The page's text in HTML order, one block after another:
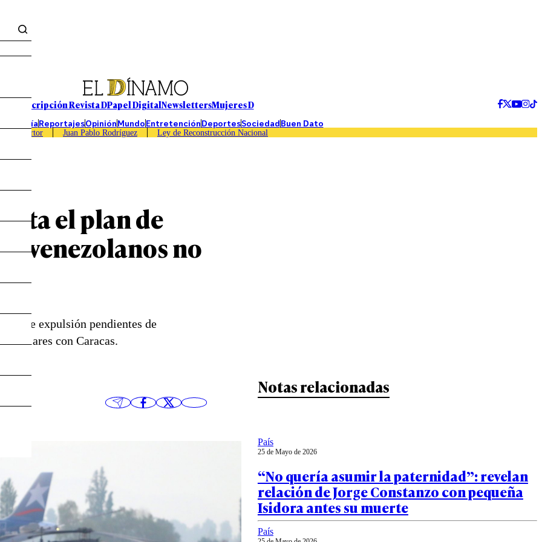
Suscripción Revista DPapel DigitalNewslettersMujeres D
EconomíaReportajesOpiniónMundoEntretenciónDeportesSociedadBuen Dato
Caso Sartor Juan Pablo Rodríguez Ley de Reconstrucción Nacional
el plan de
venezolanos no
de expulsión pendientes de
con Caracas.
Notas relacionadas
País
25 de Mayo de 2026
“No quería asumir la paternidad”: revelan
relación de Jorge Constanzo con pequeña
Isidora antes su muerte
País